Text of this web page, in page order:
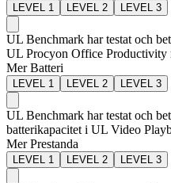
LEVEL 1 LEVEL 2 LEVEL 3
UL Benchmark har testat och
UL Procyon Office Productivity
Mer Batteri
LEVEL 1 LEVEL 2 LEVEL 3
UL Benchmark har testat och
batterikapacitet i UL Video
Mer Prestanda
LEVEL 1 LEVEL 2 LEVEL 3